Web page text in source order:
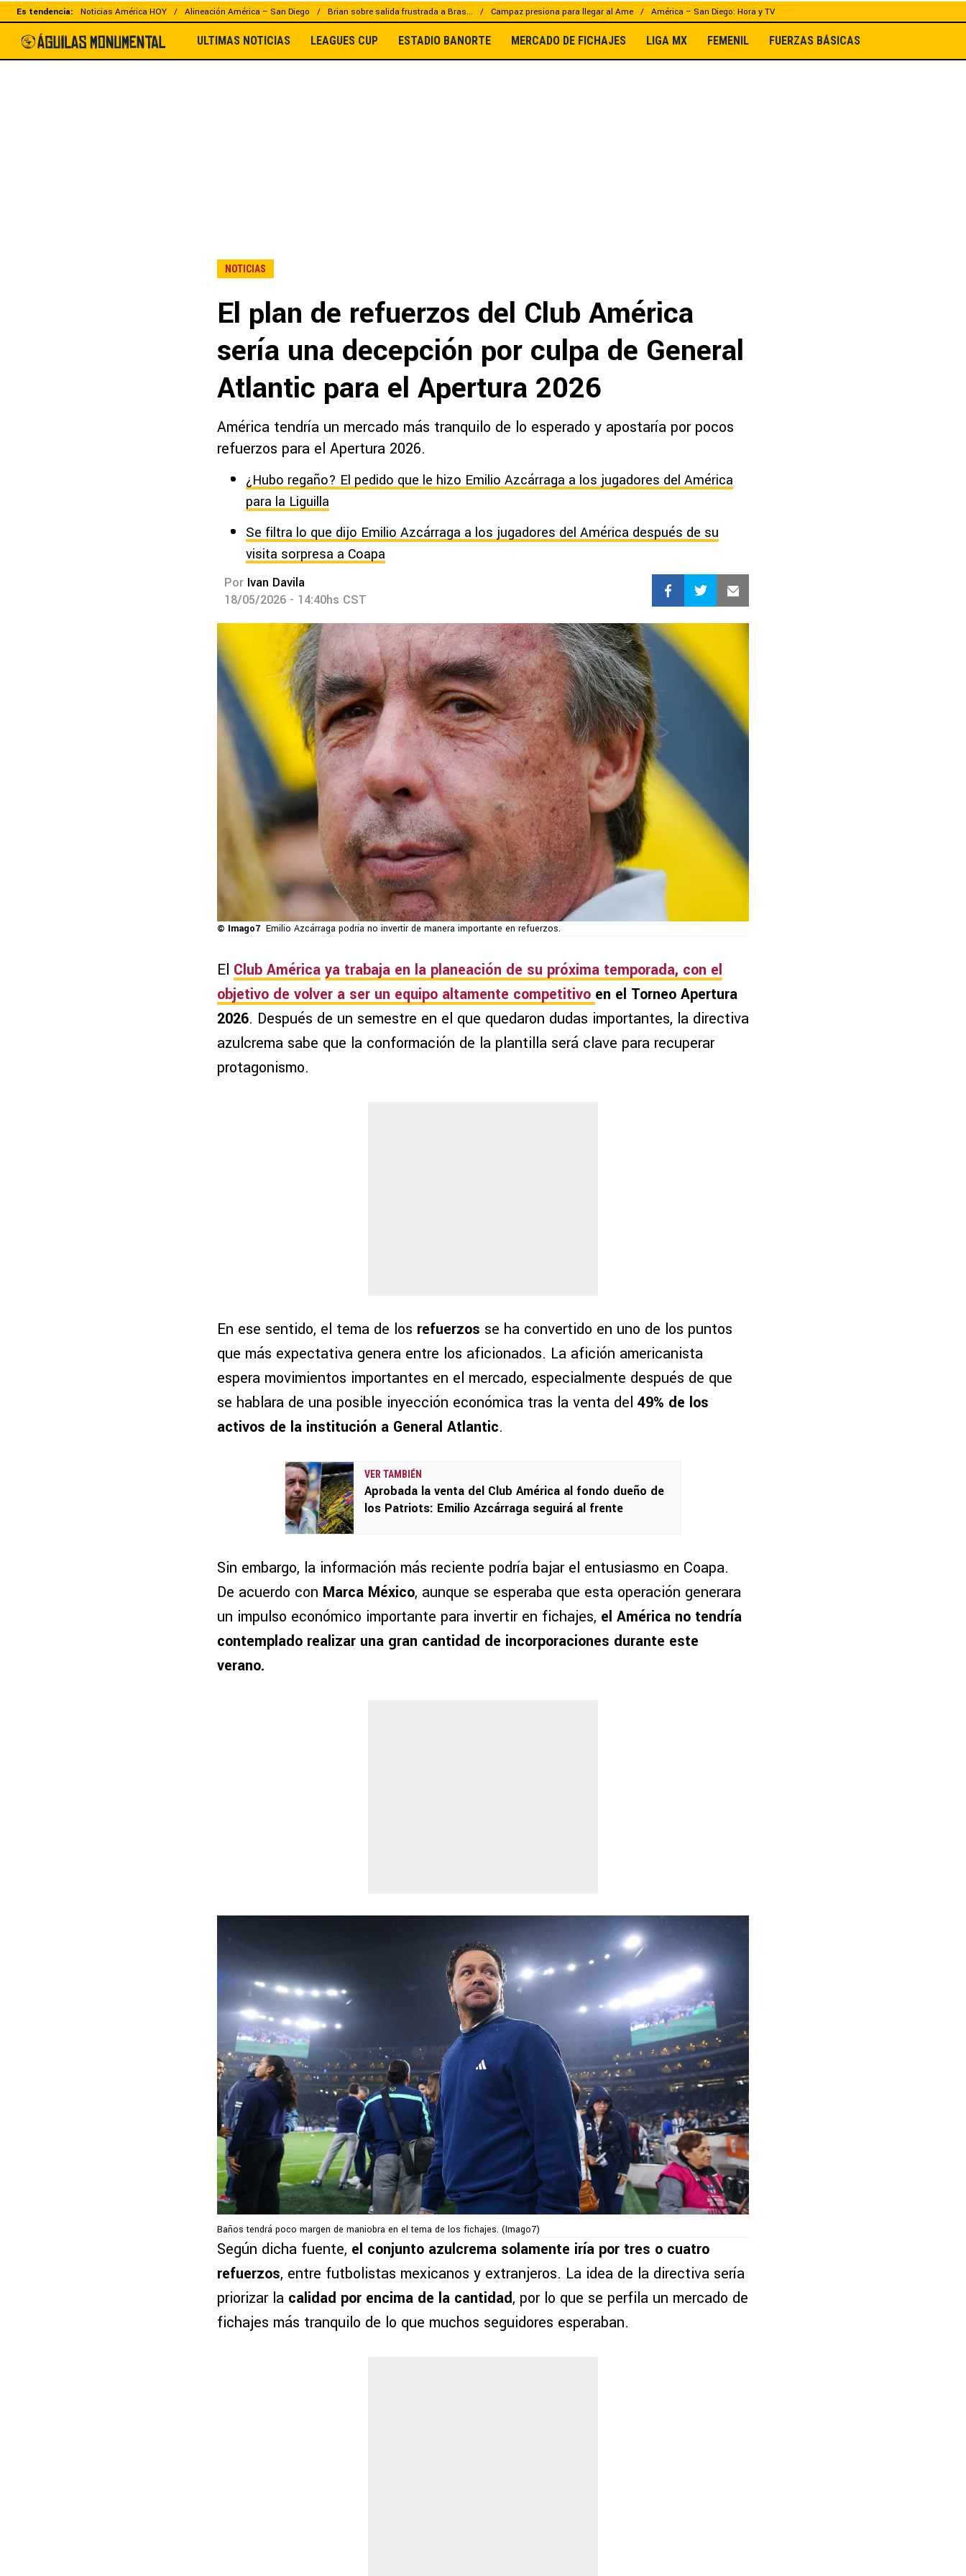
Es tendencia: Noticias América HOY Alineación América – San Diego Brian sobre salida frustrada a Bras... Campaz presiona para llegar al Ame América – San Diego: Hora y TV
ULTIMAS NOTICIAS LEAGUES CUP ESTADIO BANORTE MERCADO DE FICHAJES LIGA MX FEMENIL FUERZAS BÁSICAS
NOTICIAS
El plan de refuerzos del Club América
sería una decepción por culpa de General
Atlantic para el Apertura 2026
América tendría un mercado más tranquilo de lo esperado y apostaría por pocos
refuerzos para el Apertura 2026.
¿Hubo regaño? El pedido que le hizo Emilio Azcárraga a los jugadores del América
para la Liguilla
Se filtra lo que dijo Emilio Azcárraga a los jugadores del América después de su
visita sorpresa a Coapa
Por Ivan Davila
18/05/2026 - 14:40hs CST
© Imago7 Emilio Azcárraga podría no invertir de manera importante en refuerzos.
El Club América ya trabaja en la planeación de su próxima temporada, con el
objetivo de volver a ser un equipo altamente competitivo en el Torneo Apertura
2026. Después de un semestre en el que quedaron dudas importantes, la directiva
azulcrema sabe que la conformación de la plantilla será clave para recuperar
protagonismo.
En ese sentido, el tema de los refuerzos se ha convertido en uno de los puntos
que más expectativa genera entre los aficionados. La afición americanista
espera movimientos importantes en el mercado, especialmente después de que
se hablara de una posible inyección económica tras la venta del 49% de los
activos de la institución a General Atlantic.
VER TAMBIÉN
Aprobada la venta del Club América al fondo dueño de
los Patriots: Emilio Azcárraga seguirá al frente
Sin embargo, la información más reciente podría bajar el entusiasmo en Coapa.
De acuerdo con Marca México, aunque se esperaba que esta operación generara
un impulso económico importante para invertir en fichajes, el América no tendría
contemplado realizar una gran cantidad de incorporaciones durante este
verano.
Baños tendrá poco margen de maniobra en el tema de los fichajes. (Imago7)
Según dicha fuente, el conjunto azulcrema solamente iría por tres o cuatro
refuerzos, entre futbolistas mexicanos y extranjeros. La idea de la directiva sería
priorizar la calidad por encima de la cantidad, por lo que se perfila un mercado de
fichajes más tranquilo de lo que muchos seguidores esperaban.